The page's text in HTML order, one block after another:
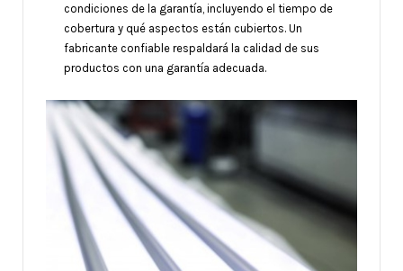
condiciones de la garantía, incluyendo el tiempo de
cobertura y qué aspectos están cubiertos. Un
fabricante confiable respaldará la calidad de sus
productos con una garantía adecuada.